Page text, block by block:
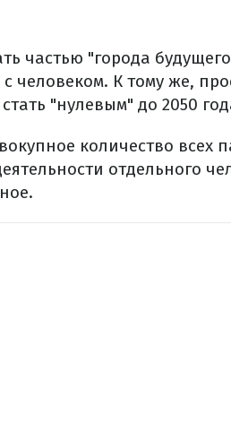
частью "города
человеком. К тому же,
"нулевым" до 2050
количество всех
отдельного